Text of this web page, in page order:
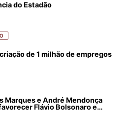
do Estadão
de 1 milhão de empregos
Marques e André Mendonça
Flávio Bolsonaro e